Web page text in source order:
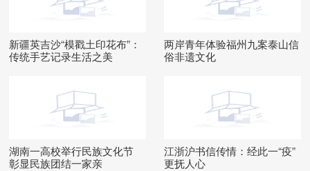
新疆英吉沙“模戳土印花布”：
传统手艺记录生活之美
两岸青年体验福州九案泰山信
俗非遗文化
湖南一高校举行民族文化节
彰显民族团结一家亲
江浙沪书信传情：经此一“疫”
更抚人心